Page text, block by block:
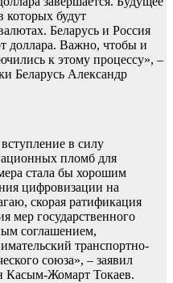
которых будут
Беларусь и Россия
доллара. Важно, чтобы и
к этому процессу», –
Беларусь Александр
в силу
пломб для
стала бы хорошим
цифровизации на
скорая ратификация
мер государственного
соглашением,
транспортно-
союза», – заявил
Касым-Жомарт Токаев.